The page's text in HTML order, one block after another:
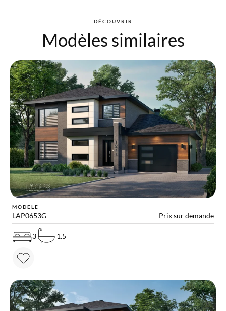
DÉCOUVRIR
Modèles similaires
MODÈLE
LAP0653G Prix sur demande
3 1.5